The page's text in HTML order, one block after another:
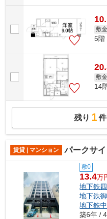
敷金
5階
敷金
14
残り 1
賃貸 | マンション パークサ
敷0
13.4万
地下鉄
地下鉄
地下鉄
築6年 /